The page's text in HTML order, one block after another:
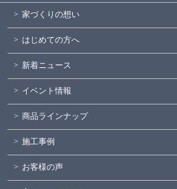
家づくりの想い
はじめての方へ
新着ニュース
イベント情報
商品ラインナップ
施工事例
お客様の声